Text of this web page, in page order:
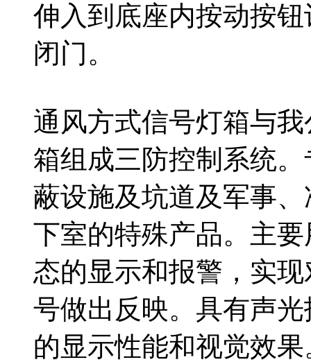
伸入到底座内按动按
闭门。
通风方式信号灯箱与
箱组成三防控制系统
蔽设施及坑道及军事
下室的特殊产品。主
态的显示和报警，实
号做出反映。具有声
的显示性能和视觉效